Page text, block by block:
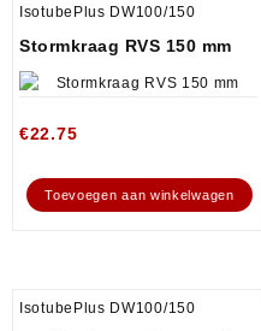
IsotubePlus DW100/150
Stormkraag RVS 150 mm
€22.75
Toevoegen aan winkelwagen
IsotubePlus DW100/150